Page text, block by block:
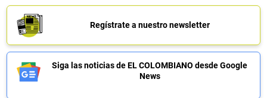
Regístrate a nuestro newsletter
Siga las noticias de EL COLOMBIANO desde Google
News